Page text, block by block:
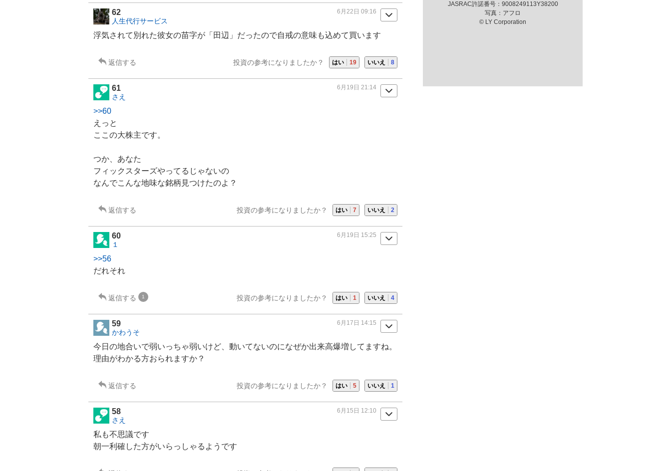
62
人生代行サービス
6月22日 09:16
浮気されて別れた彼女の苗字が「田辺」だったので自戒の意味も込めて買います
返信する 投資の参考になりましたか？ はい 19 いいえ 8
61
さえ
6月19日 21:14
>>60
えっと
ここの大株主です。
つか、あなた
フィックスターズやってるじゃないの
なんでこんな地味な銘柄見つけたのよ？
返信する 投資の参考になりましたか？ はい 7 いいえ 2
60
１
6月19日 15:25
>>56
だれそれ
返信する 1 投資の参考になりましたか？ はい 1 いいえ 4
59
かわうそ
6月17日 14:15
今日の地合いで弱いっちゃ弱いけど、動いてないのになぜか出来高爆増してますね。
理由がわかる方おられますか？
返信する 投資の参考になりましたか？ はい 5 いいえ 1
58
さえ
6月15日 12:10
私も不思議です
朝一利確した方がいらっしゃるようです
JASRAC許諾番号：9008249113Y38200
写真：アフロ
© LY Corporation